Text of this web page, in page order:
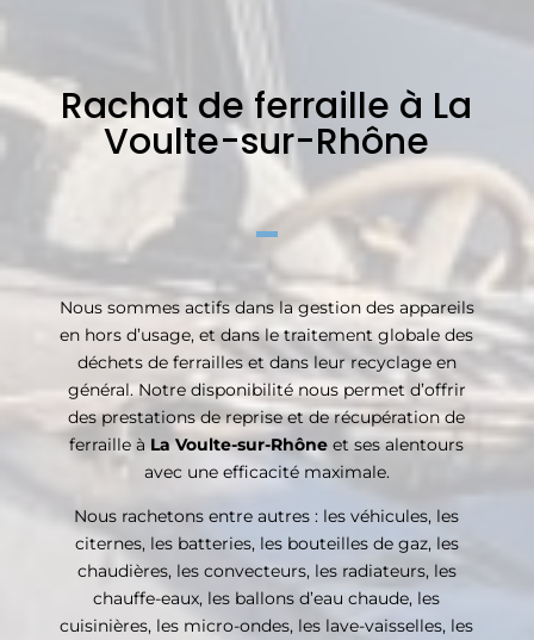
Rachat de ferraille à La
Voulte-sur-Rhône
Nous sommes actifs dans la gestion des appareils
en hors d’usage, et dans le traitement globale des
déchets de ferrailles et dans leur recyclage en
général. Notre disponibilité nous permet d’offrir
des prestations de reprise et de récupération de
ferraille à La Voulte-sur-Rhône et ses alentours
avec une efficacité maximale.
Nous rachetons entre autres : les véhicules, les
citernes, les batteries, les bouteilles de gaz, les
chaudières, les convecteurs, les radiateurs, les
chauffe-eaux, les ballons d’eau chaude, les
cuisinières, les micro-ondes, les lave-vaisselles, les